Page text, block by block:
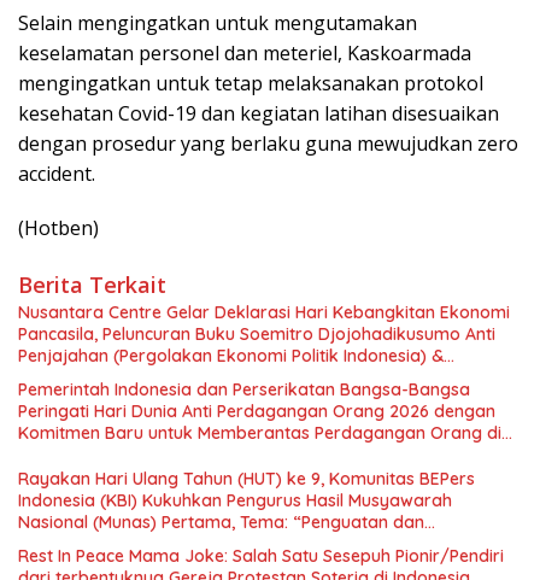
Selain mengingatkan untuk mengutamakan
keselamatan personel dan meteriel, Kaskoarmada
mengingatkan untuk tetap melaksanakan protokol
kesehatan Covid-19 dan kegiatan latihan disesuaikan
dengan prosedur yang berlaku guna mewujudkan zero
accident.
(Hotben)
Berita Terkait
Nusantara Centre Gelar Deklarasi Hari Kebangkitan Ekonomi
Pancasila, Peluncuran Buku Soemitro Djojohadikusumo Anti
Penjajahan (Pergolakan Ekonomi Politik Indonesia) &
Simposium Nasional “Urgensi Undang-Undang Perekonomian
Nasional dan Kesejahteraan Sosial dalam Menata Bangsa
Menuju Indonesia Emas 2045”,
Pemerintah Indonesia dan Perserikatan Bangsa-Bangsa
Peringati Hari Dunia Anti Perdagangan Orang 2026 dengan
Komitmen Baru untuk Memberantas Perdagangan Orang di
Rayakan Hari Ulang Tahun (HUT) ke 9, Komunitas BEPers
Indonesia (KBI) Kukuhkan Pengurus Hasil Musyawarah
Nasional (Munas) Pertama, Tema: “Penguatan dan
Pengembangan Organisasi KBI yang Berbasis Riset di seluruh
Indonesia dan Mancanegara”.
Rest In Peace Mama Joke: Salah Satu Sesepuh Pionir/Pendiri